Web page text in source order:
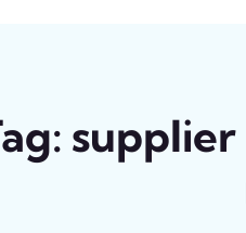
supplier